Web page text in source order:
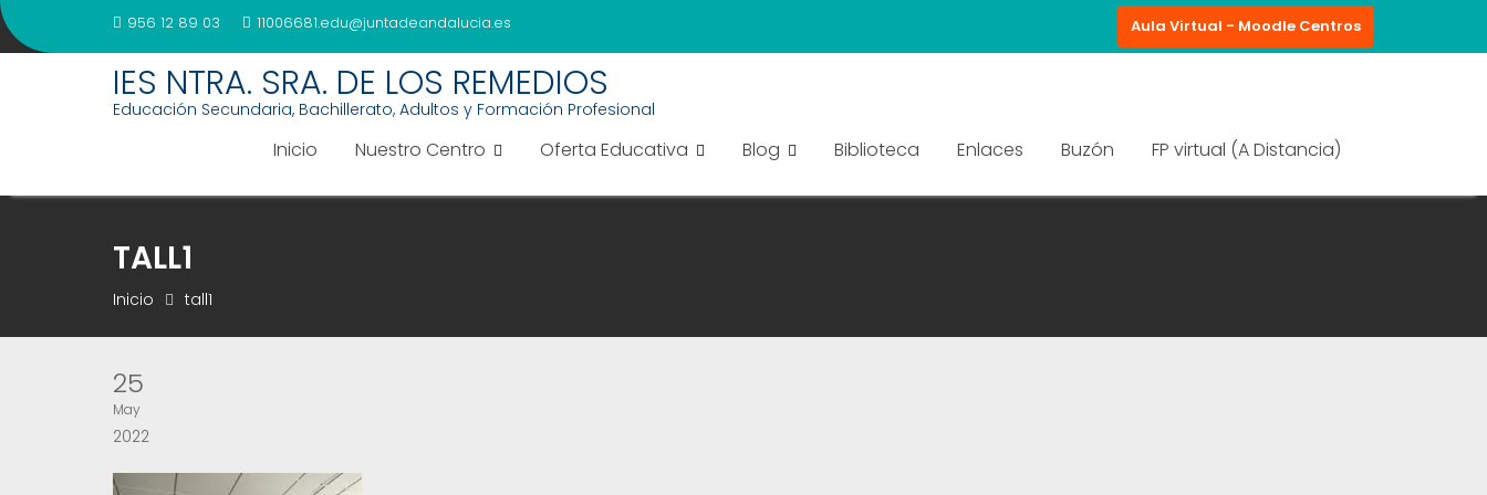
Saltar
al
956 12 89 03 11006681.edu@juntadeandalucia.es Aula Virtual - Moodle Centros
IES NTRA. SRA. DE LOS REMEDIOS
Educación Secundaria, Bachillerato, Adultos y Formación Profesional
Inicio Nuestro Centro Oferta Educativa Blog Biblioteca Enlaces Buzón FP virtual (A Distancia)
TALL1
Inicio tall1
25
May
2022